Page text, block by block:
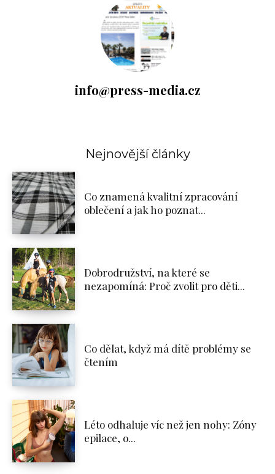
info@press-media.cz
Nejnovější články
Co znamená kvalitní zpracování
oblečení a jak ho poznat...
Dobrodružství, na které se
nezapomíná: Proč zvolit pro děti...
Co dělat, když má dítě problémy se
čtením
Léto odhaluje víc než jen nohy: Zóny
epilace, o...